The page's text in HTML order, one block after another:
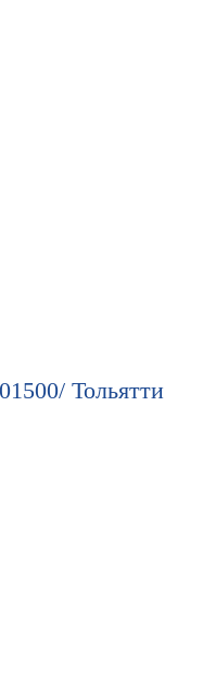
Тольятти